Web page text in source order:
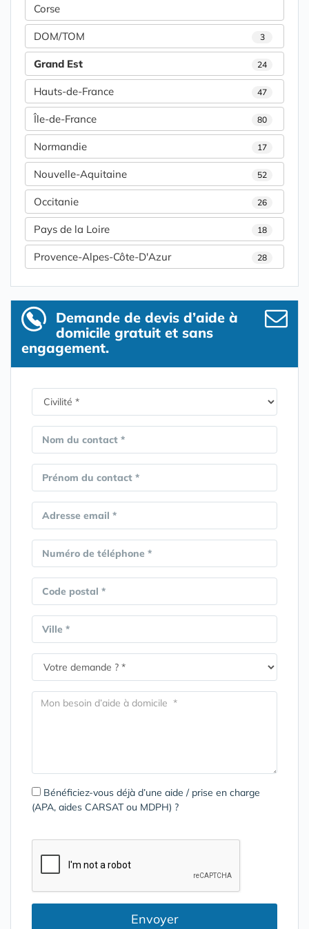
Corse
DOM/TOM 3
Grand Est 24
Hauts-de-France 47
Île-de-France 80
Normandie 17
Nouvelle-Aquitaine 52
Occitanie 26
Pays de la Loire 18
Provence-Alpes-Côte-D'Azur 28
Demande de devis d’aide à
domicile gratuit et sans
engagement.
Nom du contact *
Prénom du contact *
Adresse email *
Numéro de téléphone *
Code postal *
Ville *
Bénéficiez-vous déjà d’une aide / prise en charge
(APA, aides CARSAT ou MDPH) ?
Envoyer